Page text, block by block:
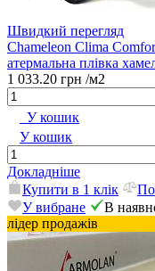
Швидкий перегляд
Chameleon Clima
атермальна плівка
1 033.20 грн /м2
У кошик
У кошик
Докладніше
Купити в 1 клік
У вибране
В
лідер продажів